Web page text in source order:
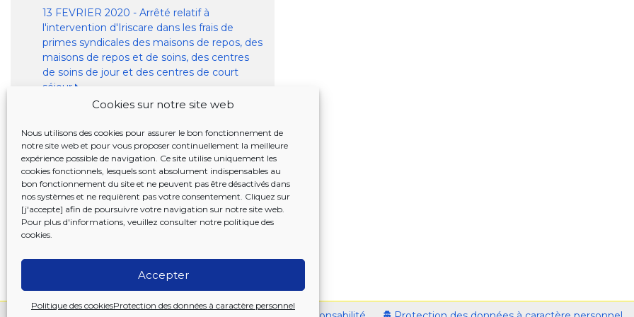
Cookies sur notre site web
Nous utilisons des cookies pour assurer le bon fonctionnement de
notre site web et pour vous proposer continuellement la meilleure
expérience possible de navigation. Ce site utilise uniquement les
cookies fonctionnels, lesquels sont absolument indispensables au
bon fonctionnement du site et ne peuvent pas être désactivés dans
nos systèmes et ne requièrent pas votre consentement. Cliquez sur
[j'accepte] afin de poursuivre votre navigation sur notre site web.
Pour plus d'informations, veuillez consulter notre politique des
cookies.
Accepter
Politique des cookiesProtection des données à caractère personnel
13 FEVRIER 2020 - Arrêté relatif à
l'intervention d'Iriscare dans les frais de
primes syndicales des maisons de repos, des
maisons de repos et de soins, des centres
de soins de jour et des centres de court
séjour
Centres d'acceuil de jour - Financement
20 JANVIER 2022 - Arrêté relatif aux
subventions de fonctionnement des centres
d'accueil de jour et des centres de soins de
jour
Financement de l'infrastructure
Contrôle des prix